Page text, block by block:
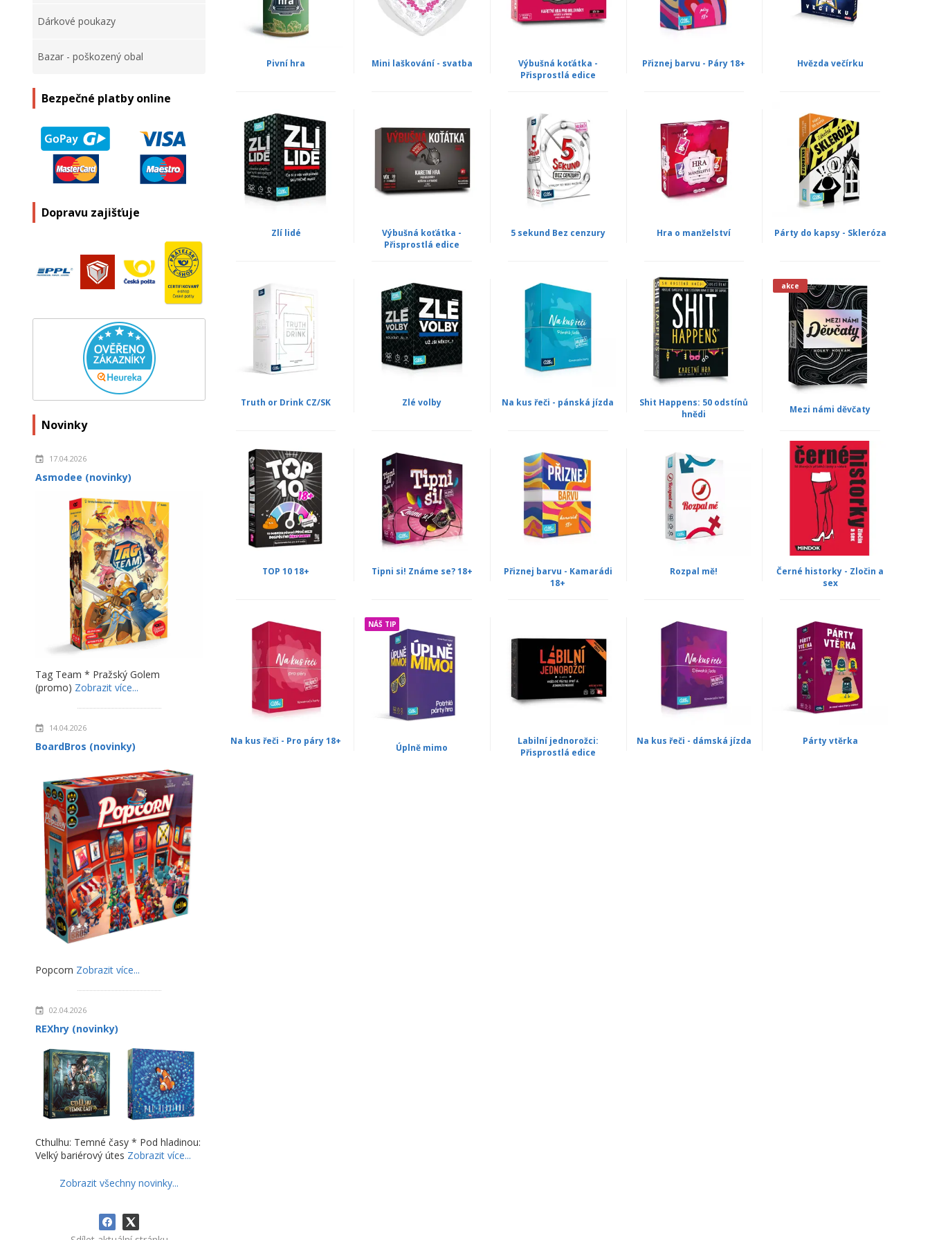
Dárkové poukazy
Bazar - poškozený obal
Bezpečné platby online
Dopravu zajišťuje
Novinky
17.04.2026
Asmodee (novinky)
Tag Team * Pražský Golem
(promo) Zobrazit více...
14.04.2026
BoardBros (novinky)
Popcorn Zobrazit více...
02.04.2026
REXhry (novinky)
Cthulhu: Temné časy * Pod hladinou:
Velký bariérový útes Zobrazit více...
Zobrazit všechny novinky...
Pivní hra Mini laškování - svatba
Výbušná koťátka -
Přisprostlá edice
Přiznej barvu - Páry 18+ Hvězda večírku
Zlí lidé
Výbušná koťátka -
Přisprostlá edice
5 sekund Bez cenzury Hra o manželství Párty do kapsy - Skleróza
Truth or Drink CZ/SK Zlé volby Na kus řeči - pánská jízda
Shit Happens: 50 odstínů
hnědi
akce
Mezi námi děvčaty
TOP 10 18+ Tipni si! Známe se? 18+
Přiznej barvu - Kamarádi
18+
Rozpal mě!
Černé historky - Zločin a
sex
Na kus řeči - Pro páry 18+
NÁŠ TIP
Úplně mimo
Labilní jednorožci:
Přisprostlá edice
Na kus řeči - dámská jízda Párty vtěrka